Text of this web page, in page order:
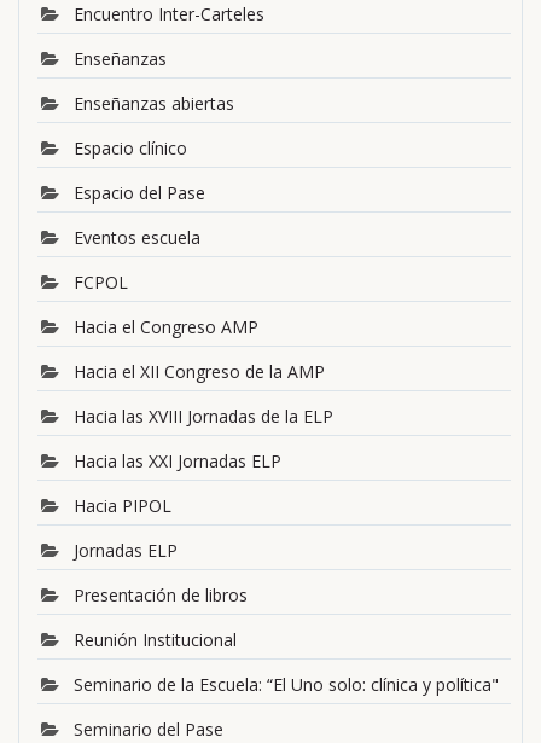
Encuentro Inter-Carteles
Enseñanzas
Enseñanzas abiertas
Espacio clínico
Espacio del Pase
Eventos escuela
FCPOL
Hacia el Congreso AMP
Hacia el XII Congreso de la AMP
Hacia las XVIII Jornadas de la ELP
Hacia las XXI Jornadas ELP
Hacia PIPOL
Jornadas ELP
Presentación de libros
Reunión Institucional
Seminario de la Escuela: “El Uno solo: clínica y política"
Seminario del Pase